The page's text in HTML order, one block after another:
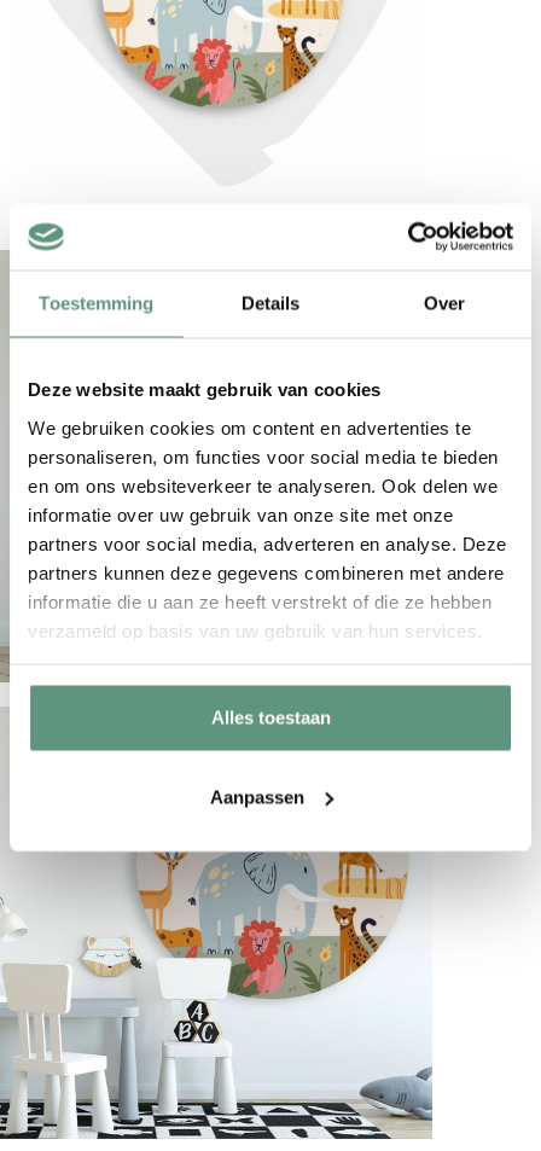
Toestemming Details Over
Deze website maakt gebruik van cookies
We gebruiken cookies om content en advertenties te
personaliseren, om functies voor social media te bieden
en om ons websiteverkeer te analyseren. Ook delen we
informatie over uw gebruik van onze site met onze
partners voor social media, adverteren en analyse. Deze
partners kunnen deze gegevens combineren met andere
informatie die u aan ze heeft verstrekt of die ze hebben
verzameld op basis van uw gebruik van hun services.
Alles toestaan
Aanpassen